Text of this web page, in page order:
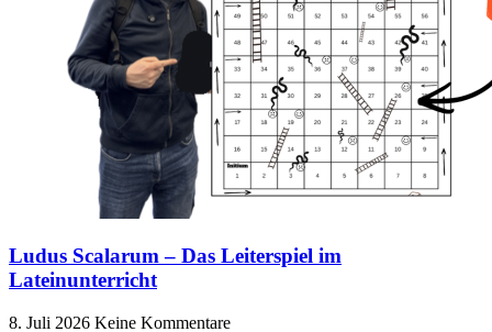
Ludus Scalarum – Das Leiterspiel im
Lateinunterricht
8. Juli 2026 Keine Kommentare